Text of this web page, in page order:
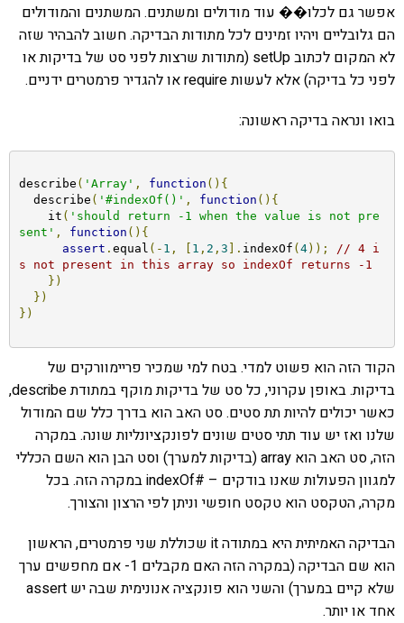
אפשר גם לכלו�� עוד מודולים ומשתנים. המשתנים והמודולים
הם גלובליים ויהיו זמינים לכל מתודות הבדיקה. חשוב להבהיר שזה
לא המקום לכתוב setUp (מתודות שרצות לפני סט של בדיקות או
לפני כל בדיקה) אלא לעשות require או להגדיר פרמטרים ידניים.
בואו ונראה בדיקה ראשונה:
describe ( 'Array' , function (){
  describe
( '#indexOf()' , function (){
    it
( 'should return -1 when the value is not pre
sent' , function (){
assert . equal (- 1 , 1 , 2 , 3 ]. indexOf ( 4));
// 4 i
s not present in this array so indexOf returns -1
})
})
})
הקוד הזה הוא פשוט למדי. בטח למי שמכיר פריימוורקים של
בדיקות. באופן עקרוני, כל סט של בדיקות מוקף במתודת describe,
כאשר יכולים להיות תת סטים. סט האב הוא בדרך כלל שם המודול
שלנו ואז יש עוד תתי סטים שונים לפונקציונליות שונה. במקרה
הזה, סט האב הוא array (בדיקות למערך) וסט הבן הוא השם הכללי
למגוון הפעולות שאנו בודקים – #indexOf במקרה הזה. בכל
מקרה, הטקסט הוא טקסט חופשי וניתן לפי הרצון והצורך.
הבדיקה האמיתית היא במתודה it שכוללת שני פרמטרים, הראשון
הוא שם הבדיקה (במקרה הזה האם מקבלים 1- אם מחפשים ערך
שלא קיים במערך) והשני הוא פונקציה אנונימית שבה יש assert
אחד או יותר.